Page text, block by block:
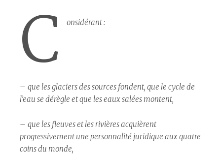
C onsidérant :
–que les glaciers des sources fondent, que le cycle de
l’eau se dérègle et que les eaux salées montent,
–que les fleuves et les rivières acquièrent
progressivement une personnalité juridique aux quatre
coins du monde,